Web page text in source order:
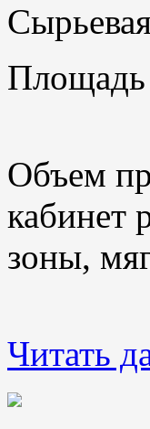
Площадь
Объем
кабинет
зоны,
Читать